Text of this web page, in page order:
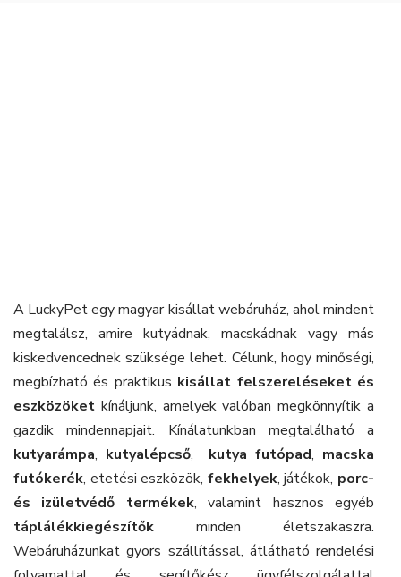
A LuckyPet egy magyar kisállat webáruház, ahol mindent
megtalálsz, amire kutyádnak, macskádnak vagy más
kiskedvencednek szüksége lehet. Célunk, hogy minőségi,
megbízható és praktikus kisállat felszereléseket és
eszközöket kínáljunk, amelyek valóban megkönnyítik a
gazdik mindennapjait. Kínálatunkban megtalálható a
kutyarámpa, kutyalépcső, kutya futópad, macska
futókerék, etetési eszközök, fekhelyek, játékok, porc-
és izületvédő termékek, valamint hasznos egyéb
táplálékkiegészítők minden életszakaszra.
Webáruházunkat gyors szállítással, átlátható rendelési